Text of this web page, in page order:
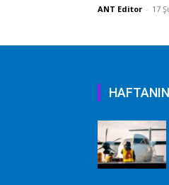
ANT Editor - 17